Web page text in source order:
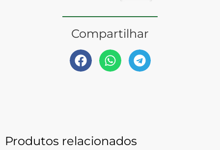
Compartilhar
Produtos relacionados